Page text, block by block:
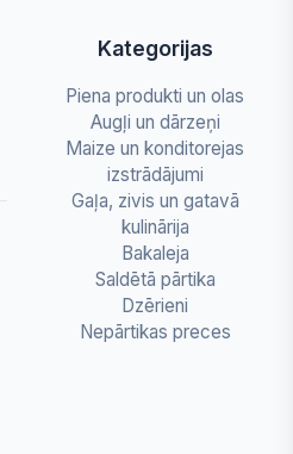
Kategorijas
Piena produkti un olas
Augļi un dārzeņi
Maize un konditorejas
izstrādājumi
Gaļa, zivis un gatavā
kulinārija
Bakaleja
Saldētā pārtika
Dzērieni
Nepārtikas preces